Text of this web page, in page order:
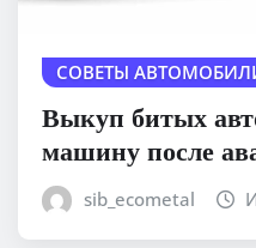
СОВЕТЫ
Выкуп битых
машину после
sib_ecometal